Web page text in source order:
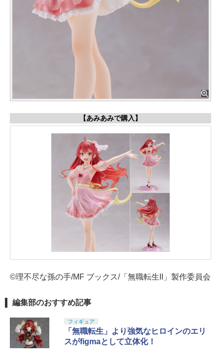
【あみあみで購入】
©理不尽な孫の手/MF ブックス/「無職転生II」製作委員会
編集部のおすすめ記事
フィギュア
「無職転生」より強気なヒロインのエリ
スがfigmaとして立体化！